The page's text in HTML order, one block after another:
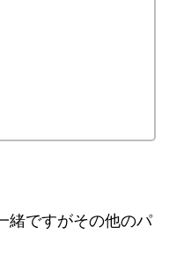
緒ですがその他のパ